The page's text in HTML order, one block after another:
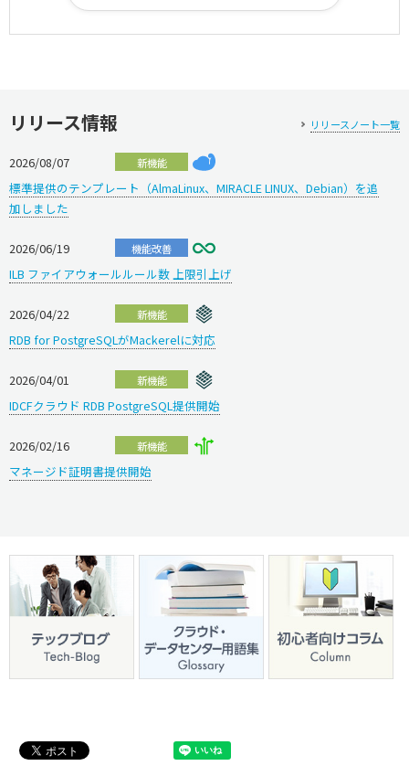
リリース情報 リリースノート一覧
2026/08/07 新機能
標準提供のテンプレート（AlmaLinux、MIRACLE LINUX、Debian）を追
加しました
2026/06/19 機能改善
ILB ファイアウォールルール数 上限引上げ
2026/04/22 新機能
RDB for PostgreSQLがMackerelに対応
2026/04/01 新機能
IDCFクラウド RDB PostgreSQL提供開始
2026/02/16 新機能
マネージド証明書提供開始